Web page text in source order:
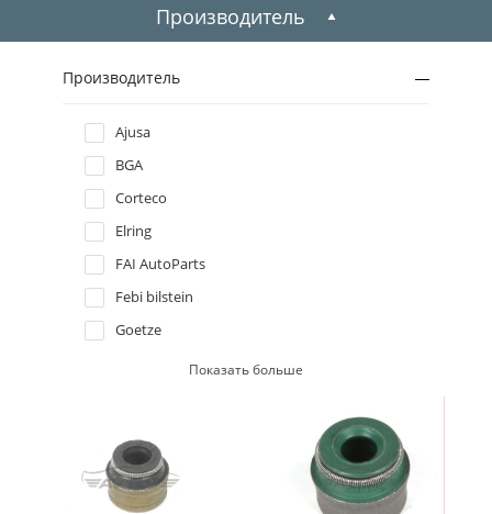
2008
2007
2006
2005
2004
2003
Производитель
Производитель
Ajusa
BGA
Corteco
Elring
FAI AutoParts
Febi bilstein
Goetze
Показать больше